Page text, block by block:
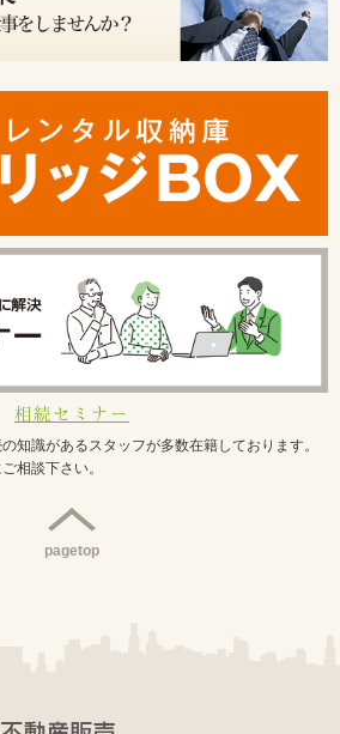
相続セミナー
知識があるスタッフが多数在籍しております。
相談下さい。
pagetop